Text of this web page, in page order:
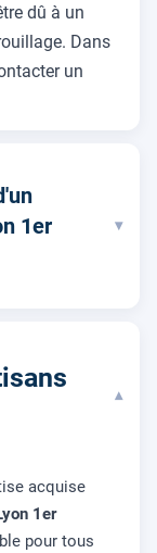
dû à un
Dans
un
1er
▾
▾
acquise
1er
pour tous